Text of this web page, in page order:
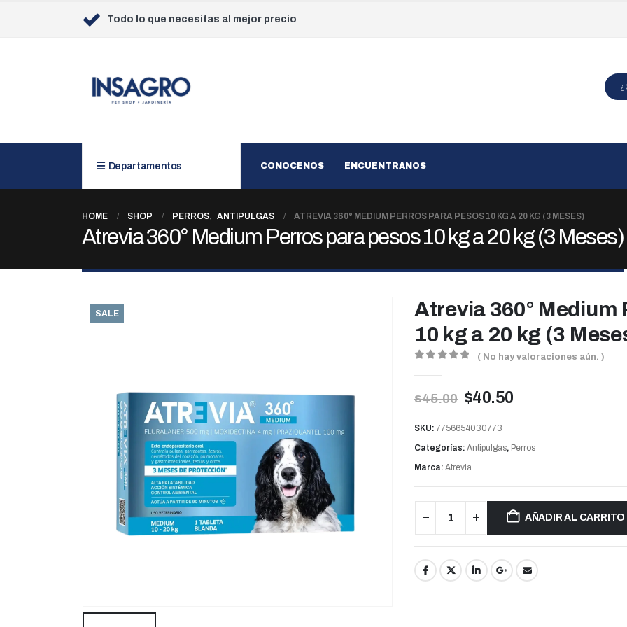
Todo lo que necesitas al mejor precio
Departamentos CONOCENOS ENCUENTRANOS
HOME SHOP PERROS, ANTIPULGAS ATREVIA 360° MEDIUM PERROS PARA PESOS 10 KG A 20 KG (3 MESES)
Atrevia 360° Medium Perros para pesos 10 kg a 20 kg (3 Meses)
SALE
Atrevia 360° Medium
10 kg a 20 kg (3
( No hay valoraciones aún. )
$45.00 $40.50
SKU: 7756654030773
Categorías: Antipulgas, Perros
Marca: Atrevia
AÑADIR AL CARRITO